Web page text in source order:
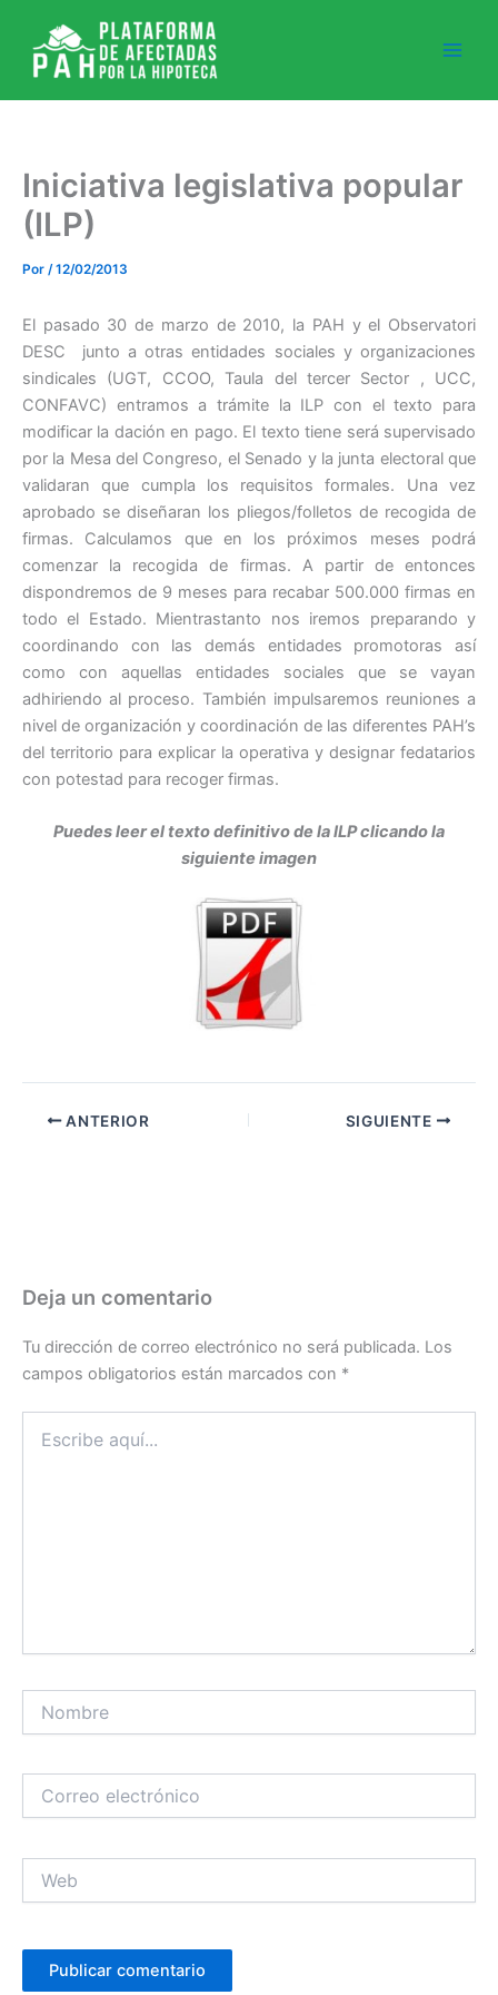
contenido
Iniciativa legislativa popular
(ILP)
Por /12/02/2013
El pasado 30 de marzo de 2010, la PAH y el Observatori
DESC junto a otras entidades sociales y organizaciones
sindicales (UGT, CCOO, Taula del tercer Sector , UCC,
CONFAVC) entramos a trámite la ILP con el texto para
modificar la dación en pago. El texto tiene será supervisado
por la Mesa del Congreso, el Senado y la junta electoral que
validaran que cumpla los requisitos formales. Una vez
aprobado se diseñaran los pliegos/folletos de recogida de
firmas. Calculamos que en los próximos meses podrá
comenzar la recogida de firmas. A partir de entonces
dispondremos de 9 meses para recabar 500.000 firmas en
todo el Estado. Mientrastanto nos iremos preparando y
coordinando con las demás entidades promotoras así
como con aquellas entidades sociales que se vayan
adhiriendo al proceso. También impulsaremos reuniones a
nivel de organización y coordinación de las diferentes PAH’s
del territorio para explicar la operativa y designar fedatarios
con potestad para recoger firmas.
Puedes leer el texto definitivo de la ILP clicando la
siguiente imagen
ANTERIOR SIGUIENTE
Deja un comentario
Tu dirección de correo electrónico no será publicada. Los
campos obligatorios están marcados con *
aquí...
electrónico